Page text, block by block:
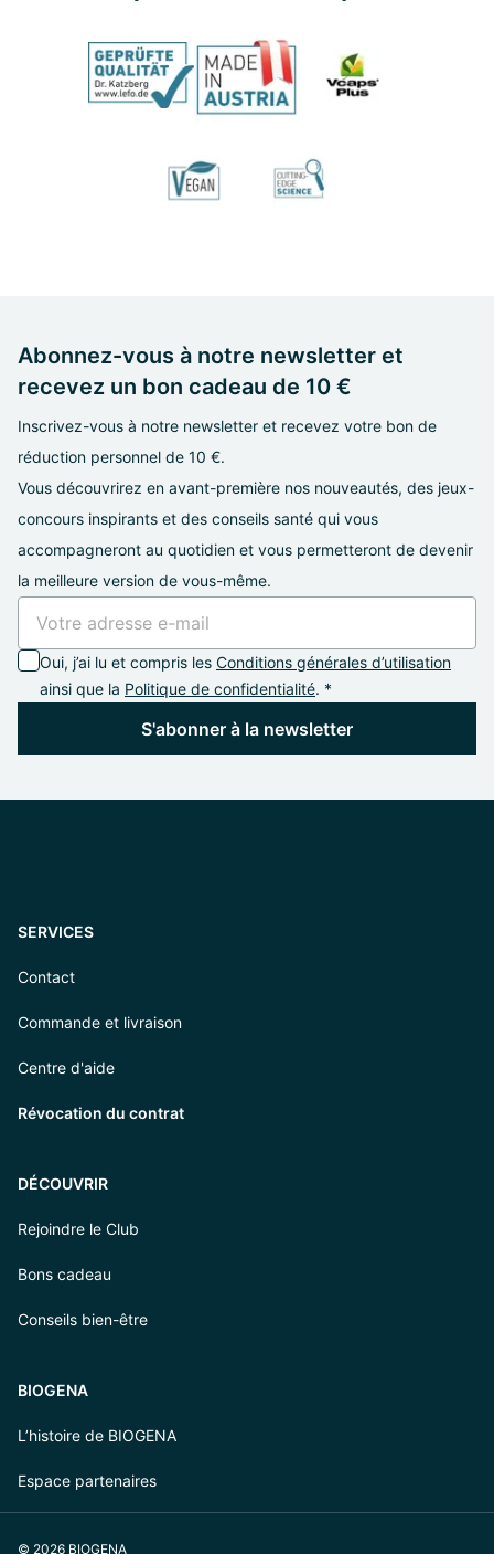
Abonnez-vous à notre newsletter et
recevez un bon cadeau de 10 €
Inscrivez-vous à notre newsletter et recevez votre bon de
réduction personnel de 10 €.
Vous découvrirez en avant-première nos nouveautés, des jeux-
concours inspirants et des conseils santé qui vous
accompagneront au quotidien et vous permetteront de devenir
la meilleure version de vous-même.
Oui, j’ai lu et compris les Conditions générales d’utilisation
ainsi que la Politique de confidentialité. *
S'abonner à la newsletter
SERVICES
Contact
Commande et livraison
Centre d'aide
Révocation du contrat
DÉCOUVRIR
Rejoindre le Club
Bons cadeau
Conseils bien-être
BIOGENA
L’histoire de BIOGENA
Espace partenaires
© 2026 BIOGENA